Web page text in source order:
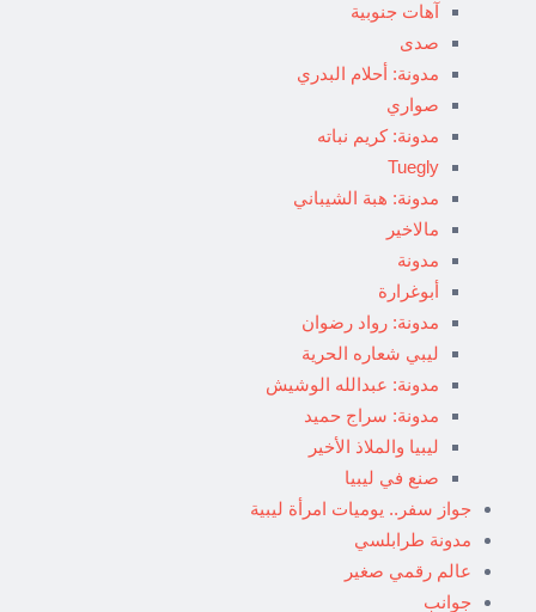
آهات جنوبية
صدى
مدونة: أحلام البدري
صواري
مدونة: كريم نباته
Tuegly
مدونة: هبة الشيباني
مالاخير
مدونة
أبوغرارة
مدونة: رواد رضوان
ليبي شعاره الحرية
مدونة: عبدالله الوشيش
مدونة: سراج حميد
ليبيا والملاذ الأخير
صنع في ليبيا
جواز سفر.. يوميات امرأة ليبية
مدونة طرابلسي
عالم رقمي صغير
جوانب